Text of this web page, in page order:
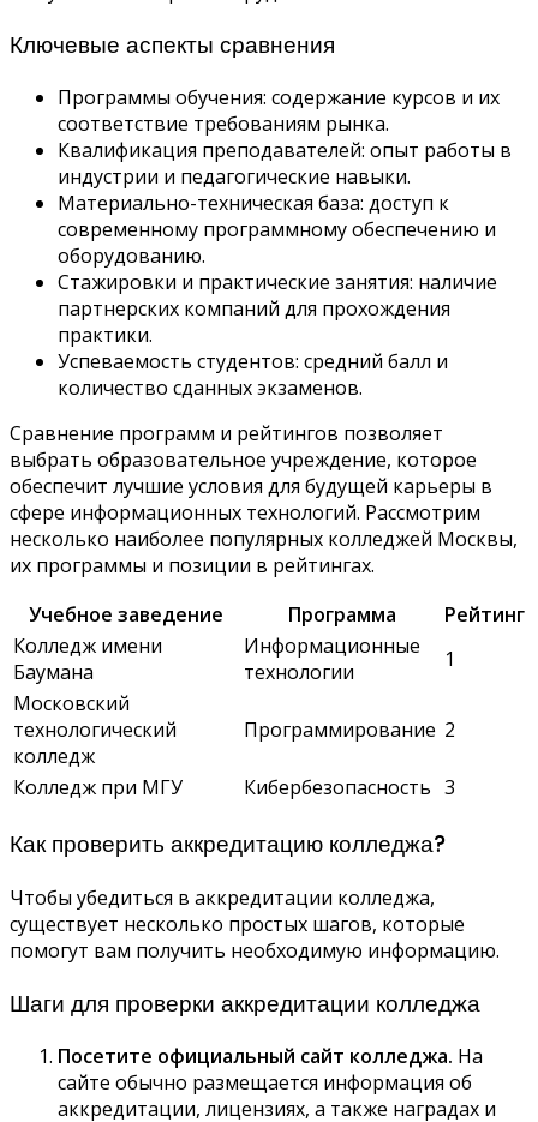
Ключевые аспекты сравнения
Программы обучения: содержание курсов и их
соответствие требованиям рынка.
Квалификация преподавателей: опыт работы в
индустрии и педагогические навыки.
Материально-техническая база: доступ к
современному программному обеспечению и
оборудованию.
Стажировки и практические занятия: наличие
партнерских компаний для прохождения
практики.
Успеваемость студентов: средний балл и
количество сданных экзаменов.
Сравнение программ и рейтингов позволяет
выбрать образовательное учреждение, которое
обеспечит лучшие условия для будущей карьеры в
сфере информационных технологий. Рассмотрим
несколько наиболее популярных колледжей Москвы,
их программы и позиции в рейтингах.
Учебное заведение
Программа
Рейтинг
Колледж имени
Баумана
Информационные
технологии
1
Московский
технологический
колледж
Программирование 2
Колледж при МГУ Кибербезопасность 3
Как проверить аккредитацию колледжа?
Чтобы убедиться в аккредитации колледжа,
существует несколько простых шагов, которые
помогут вам получить необходимую информацию.
Шаги для проверки аккредитации колледжа
Посетите официальный сайт колледжа. На
сайте обычно размещается информация об
аккредитации, лицензиях, а также наградах и